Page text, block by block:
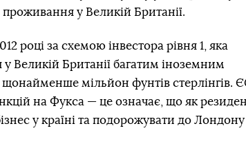
у Великій Британії.
році за схемою інвестора рівня 1, яка
Великій Британії багатим іноземним
мільйон фунтів стерлінгів.
на Фукса — це означає, що як
у країні та подорожувати до Лондону